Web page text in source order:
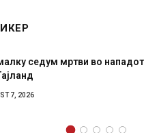
во нападот врз училиште